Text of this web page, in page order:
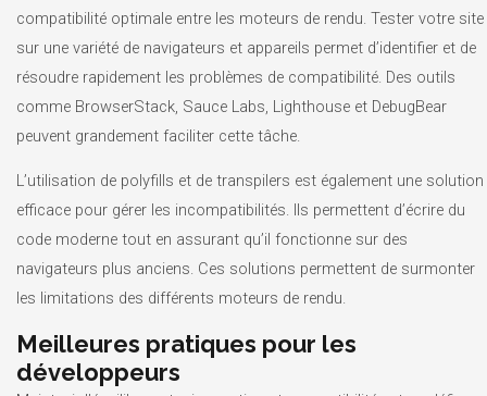
compatibilité optimale entre les moteurs de rendu. Tester votre site
sur une variété de navigateurs et appareils permet d’identifier et de
résoudre rapidement les problèmes de compatibilité. Des outils
comme BrowserStack, Sauce Labs, Lighthouse et DebugBear
peuvent grandement faciliter cette tâche.
L’utilisation de polyfills et de transpilers est également une solution
efficace pour gérer les incompatibilités. Ils permettent d’écrire du
code moderne tout en assurant qu’il fonctionne sur des
navigateurs plus anciens. Ces solutions permettent de surmonter
les limitations des différents moteurs de rendu.
Meilleures pratiques pour les
développeurs